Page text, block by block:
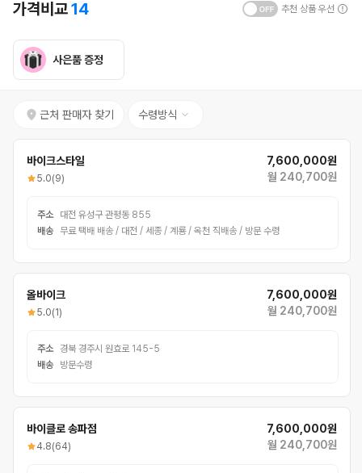
가격비교14 추천 상품 우선
사은품 증정
근처 판매자 찾기 수령방식
바이크스타일
5.0(9)
7,600,000원
월 240,700원
주소
대전 유성구 관평동 855
배송
무료 택배 배송 / 대전 / 세종 / 계룡 / 옥천 직배송 / 방문 수령
올바이크
5.0(1)
7,600,000원
월 240,700원
주소
경북 경주시 원효로 145-5
배송
방문수령
바이클로 송파점
4.8(64)
7,600,000원
월 240,700원